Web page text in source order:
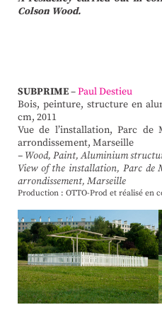
Colson Wood.
SUBPRIME–Paul Destieu
Bois, peinture, structure en
cm, 2011
Vue de l’installation, Parc de
arrondissement, Marseille
– Wood, Paint, Alu­minium
View of the ins­tal­lation, Parc de
arron­dis­sement, Mar­seille
Production : OTTO-Prod et réalisé en